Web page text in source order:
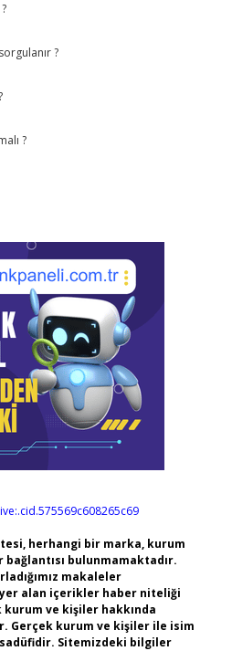
?
?
herhangi bir marka, kurum
bulunmamaktadır.
makaleler
alan içerikler haber niteliği
ve kişiler hakkında
Gerçek kurum ve kişiler ile isim
Sitemizdeki bilgiler